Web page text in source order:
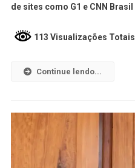
de sites como G1 e CNN Brasil
113 Visualizações Totais
Continue lendo...